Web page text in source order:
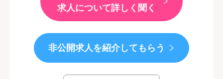
求人について詳しく聞く
非公開求人を紹介してもらう